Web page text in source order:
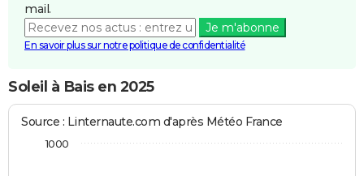
mail.
Je m'abonne
En savoir plus sur notre politique de confidentialité
Soleil à Bais en 2025
Source : Linternaute.com d'après Météo France
1000